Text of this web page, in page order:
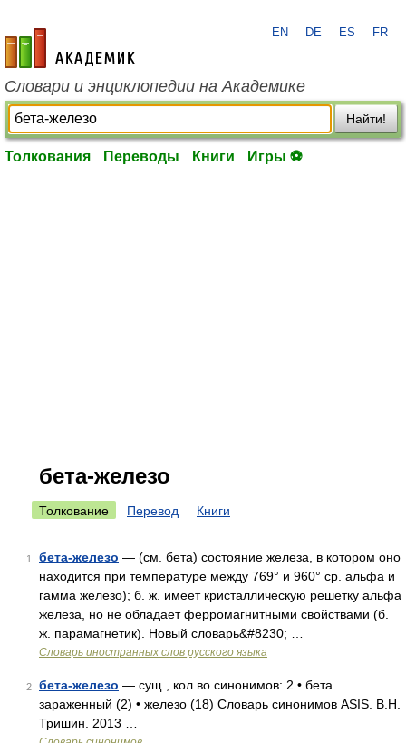
academic.ru
EN DE ES FR
Словари и энциклопедии на Академике
Найти!
Толкования Переводы Книги Игры ⚽
бета-железо
Толкование Перевод Книги
1 бета-железо — (см. бета) состояние железа, в котором оно
находится при температуре между 769° и 960° ср. альфа и
гамма железо); б. ж. имеет кристаллическую решетку альфа
железа, но не обладает ферромагнитными свойствами (б.
ж. парамагнетик). Новый словарь&#8230; …
Словарь иностранных слов русского языка
2 бета-железо — сущ., кол во синонимов: 2 • бета
зараженный (2) • железо (18) Словарь синонимов ASIS. В.Н.
Тришин. 2013 …